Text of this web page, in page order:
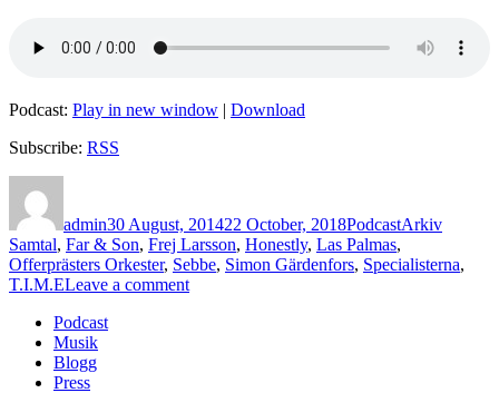
Podcast: Play in new window | Download
Subscribe: RSS
admin30 August, 201422 October, 2018PodcastArkiv
Samtal, Far & Son, Frej Larsson, Honestly, Las Palmas,
Offerprästers Orkester, Sebbe, Simon Gärdenfors, Specialisterna,
T.I.M.ELeave a commenton
Podcast
Musik
Blogg
Press